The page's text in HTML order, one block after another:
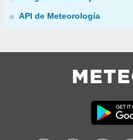
API de Meteorología